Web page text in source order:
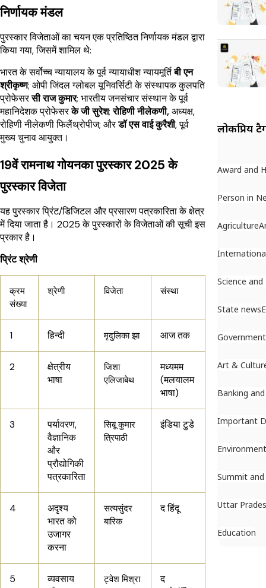
निर्णायक मंडल
पुरस्कार विजेताओं का चयन एक प्रतिष्ठित निर्णायक मंडल द्वारा
किया गया, जिसमें शामिल थे:
भारत के सर्वोच्च न्यायालय के पूर्व न्यायाधीश न्यायमूर्तिबी एन
श्रीकृष्ण; ओपी जिंदल ग्लोबल यूनिवर्सिटी के संस्थापक कुलपति
प्रोफेसरसी राज कुमार; भारतीय जनसंचार संस्थान के पूर्व
महानिदेशक प्रोफेसरके जी सुरेश;रोहिणी नीलेकणी,अध्यक्ष,
रोहिणी नीलेकणी फिलैंथ्रोपीज; औरडॉ एस वाई कुरैशी, पूर्व
मुख्य चुनाव आयुक्त।
19वें रामनाथ गोयनका पुरस्कार 2025 के
पुरस्कार विजेता
यह पुरस्कार प्रिंट/डिजिटल और प्रसारण पत्रकारिता के क्षेत्र
में दिया जाता है। 2025 के पुरस्कारों के विजेताओं की सूची इस
प्रकार है।
प्रिंट श्रेणी
क्रम
संख्या
श्रेणी विजेता संस्था
1 हिन्दी मृदुलिका झा आज तक
2
क्षेत्रीय
भाषा
जिशा
एलिजाबेथ
मध्यमम
(मलयालम
भाषा)
3
पर्यावरण,
वैज्ञानिक
और
प्रौद्योगिकी
पत्रकारिता
सिबू कुमार
त्रिपाठी
इंडिया टुडे
4
अदृश्य
भारत को
उजागर
करना
सत्यसुंदर
बारिक
द हिंदू
5
व्यवसाय
ट्वेश मिश्रा
द
लोकप्रिय
Award and
Person in
Agriculture
Science
State news
Art &
Banking
Important
Environment
Summit
Uttar
Education